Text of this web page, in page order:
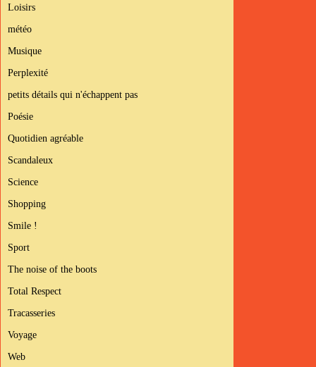
Loisirs
météo
Musique
Perplexité
petits détails qui n'échappent pas
Poésie
Quotidien agréable
Scandaleux
Science
Shopping
Smile !
Sport
The noise of the boots
Total Respect
Tracasseries
Voyage
Web